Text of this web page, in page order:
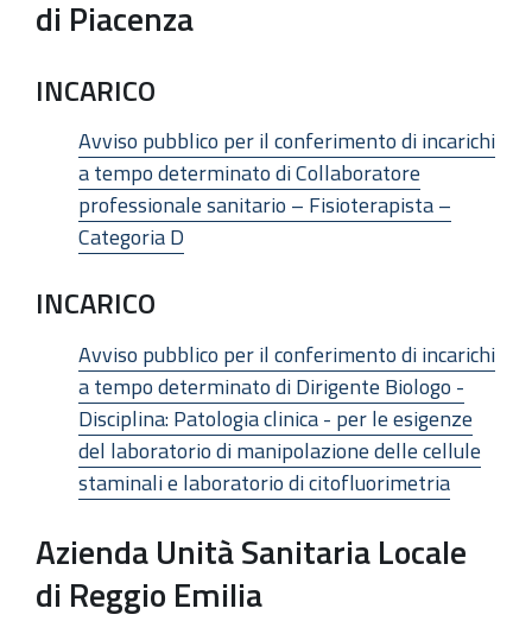
di Piacenza
INCARICO
Avviso pubblico per il conferimento di incarichi
a tempo determinato di Collaboratore
professionale sanitario – Fisioterapista –
Categoria D
INCARICO
Avviso pubblico per il conferimento di incarichi
a tempo determinato di Dirigente Biologo -
Disciplina: Patologia clinica - per le esigenze
del laboratorio di manipolazione delle cellule
staminali e laboratorio di citofluorimetria
Azienda Unità Sanitaria Locale
di Reggio Emilia